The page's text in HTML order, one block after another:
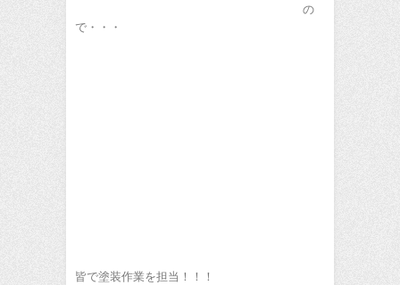
の
で・・・
皆で塗装作業を担当！！！